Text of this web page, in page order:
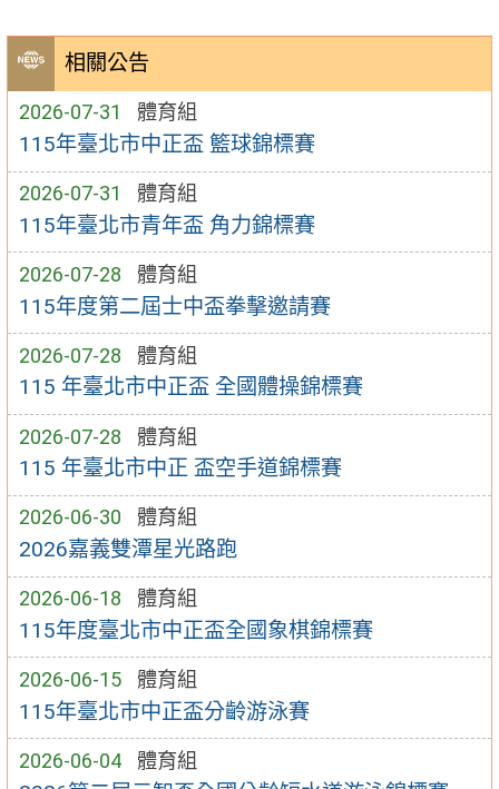
相關公告
2026-07-31 體育組
115年臺北市中正盃 籃球錦標賽
2026-07-31 體育組
115年臺北市青年盃 角力錦標賽
2026-07-28 體育組
115年度第二屆士中盃拳擊邀請賽
2026-07-28 體育組
115 年臺北市中正盃 全國體操錦標賽
2026-07-28 體育組
115 年臺北市中正 盃空手道錦標賽
2026-06-30 體育組
2026嘉義雙潭星光路跑
2026-06-18 體育組
115年度臺北市中正盃全國象棋錦標賽
2026-06-15 體育組
115年臺北市中正盃分齡游泳賽
2026-06-04 體育組